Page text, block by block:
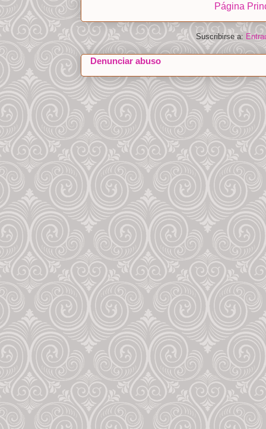
Página
Suscribirse a:
Denunciar abuso